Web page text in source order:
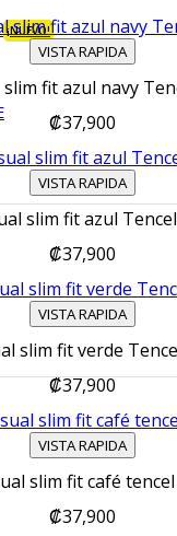
¡NUEVO!
VISTA RAPIDA
fit azul navy
₡37,900
VISTA RAPIDA
slim fit azul
₡37,900
VISTA RAPIDA
slim fit verde
₡37,900
VISTA RAPIDA
slim fit café
₡37,900